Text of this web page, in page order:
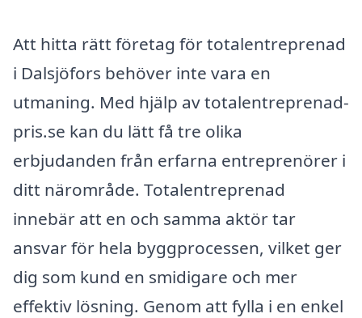
Att hitta rätt företag för totalentreprenad
i Dalsjöfors behöver inte vara en
utmaning. Med hjälp av totalentreprenad-
pris.se kan du lätt få tre olika
erbjudanden från erfarna entreprenörer i
ditt närområde. Totalentreprenad
innebär att en och samma aktör tar
ansvar för hela byggprocessen, vilket ger
dig som kund en smidigare och mer
effektiv lösning. Genom att fylla i en enkel